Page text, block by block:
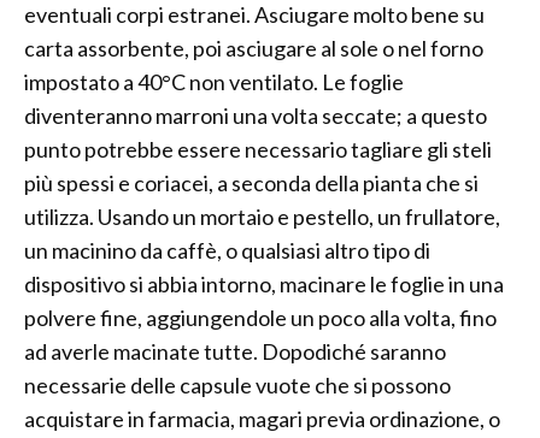
eventuali corpi estranei. Asciugare molto bene su
carta assorbente, poi asciugare al sole o nel forno
impostato a 40°C non ventilato. Le foglie
diventeranno marroni una volta seccate; a questo
punto potrebbe essere necessario tagliare gli steli
più spessi e coriacei, a seconda della pianta che si
utilizza. Usando un mortaio e pestello, un frullatore,
un macinino da caffè, o qualsiasi altro tipo di
dispositivo si abbia intorno, macinare le foglie in una
polvere fine, aggiungendole un poco alla volta, fino
ad averle macinate tutte. Dopodiché saranno
necessarie delle capsule vuote che si possono
acquistare in farmacia, magari previa ordinazione, o